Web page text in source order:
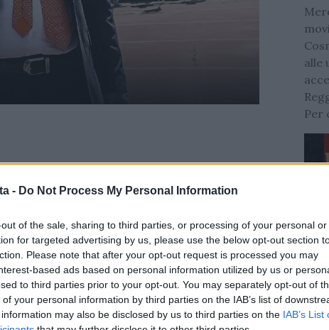
- Do Not Process My Personal Information
of the sale, sharing to third parties, or processing of your personal or
for targeted advertising by us, please use the below opt-out section
Please note that after your opt-out request is processed you may
based ads based on personal information utilized by us or
to third parties prior to your opt-out. You may separately opt-out of
your personal information by third parties on the IAB’s list of
may also be disclosed by us to third parties on the IAB’s List
tanti sul web chiedono che il trainer
alle
Per